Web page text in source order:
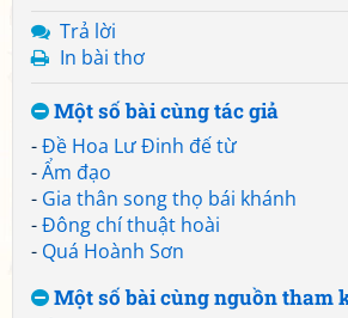
Trả lời
In bài thơ
Một số bài cùng tác giả
-Đề Hoa Lư Đinh đế từ
-Ẩm đạo
- Gia thân song thọ bái khánh
-Đông chí thuật hoài
- Quá Hoành Sơn
Một số bài cùng nguồn tham